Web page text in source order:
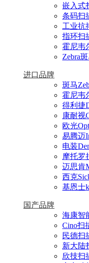
嵌入式
条码扫
工业抗
指环扫
霍尼韦
Zebra
进口品牌
斑马
霍尼韦
得利捷
康耐视
欧光
易腾迈
电装
摩托罗
迈思肯
西克
基恩士
国产品牌
海康智
Cino扫
民德扫
新大陆
欣技扫